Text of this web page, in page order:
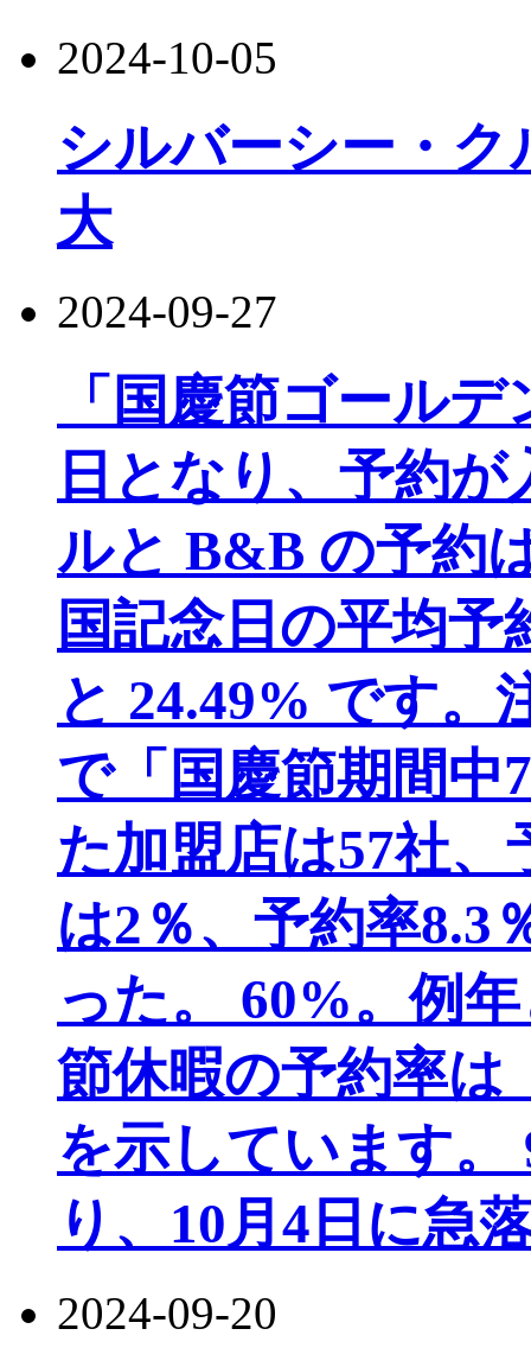
2024-10-05
シルバーシー・
大
2024-09-27
「国慶節ゴール
日となり、予約
ルと B&B の予約
国記念日の平均
と 24.49% です。
で「国慶節期間中
た加盟店は57社、
は2％、予約率8.3
った。 60%。例
節休暇の予約率は
を示しています。
り、10月4日に急
2024-09-20